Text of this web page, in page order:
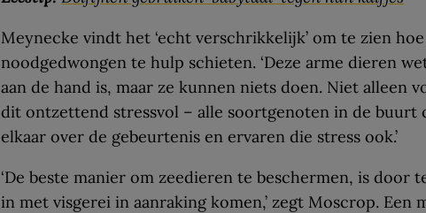
Meynecke vindt het ‘echt verschrikkelijk’ om te zien
noodgedwongen te hulp schieten. ‘Deze arme dieren
aan de hand is, maar ze kunnen niets doen. Niet alleen
dit ontzettend stressvol – alle soortgenoten in de buurt
elkaar over de gebeurtenis en ervaren die stress ook.’
‘De beste manier om zeedieren te beschermen, is door
in met visgerei in aanraking komen,’ zegt Moscrop. Een